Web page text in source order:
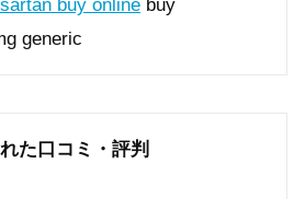
buy online buy
generic
た口コミ・評判